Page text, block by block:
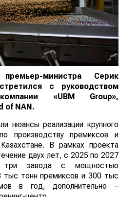
министра Серик
с руководством
«UBM Group»,
of NAN .
нюансы реализации крупного
производству премиксов и
В рамках проекта
двух лет, с 2025 по 2027
три завода с мощностью
тыс тонн премиксов и 300 тыс
в год, дополнительно –